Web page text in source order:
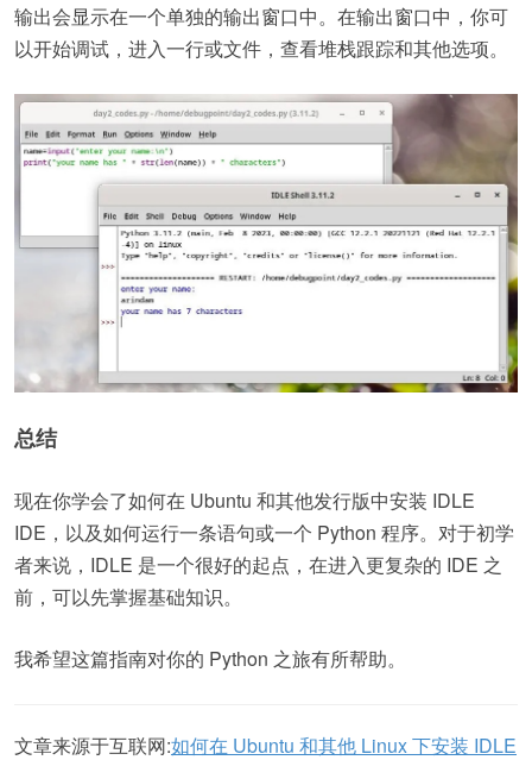
输出会显示在一个单独的输出窗口中。在输出窗口中，你可
以开始调试，进入一行或文件，查看堆栈跟踪和其他选项。
总结
现在你学会了如何在 Ubuntu 和其他发行版中安装 IDLE
IDE，以及如何运行一条语句或一个 Python 程序。对于初学
者来说，IDLE 是一个很好的起点，在进入更复杂的 IDE 之
前，可以先掌握基础知识。
我希望这篇指南对你的 Python 之旅有所帮助。
文章来源于互联网:如何在 Ubuntu 和其他 Linux 下安装 IDLE